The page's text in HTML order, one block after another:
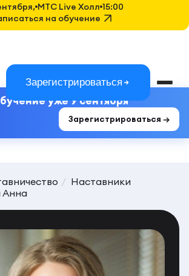
Зарегистрироваться
уже 9 сентября
Зарегистрироваться →
Наставники
Анна
MTC Live Холл 15:00
на обучение